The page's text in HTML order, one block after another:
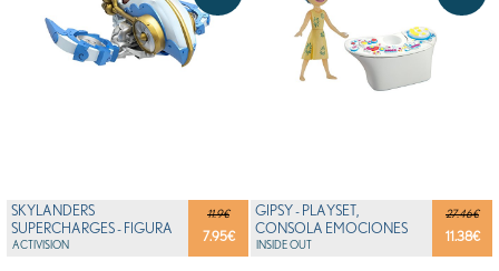
11.9€
7.95€
SKYLANDERS
SUPERCHARGES - FIGURA
JET STREAM (VEHICLE)
ACTIVISION
27.46€
11.38€
GIPSY - PLAYSET,
CONSOLA EMOCIONES
CON ALEGRÍA DEL REVÉS (...
INSIDE OUT